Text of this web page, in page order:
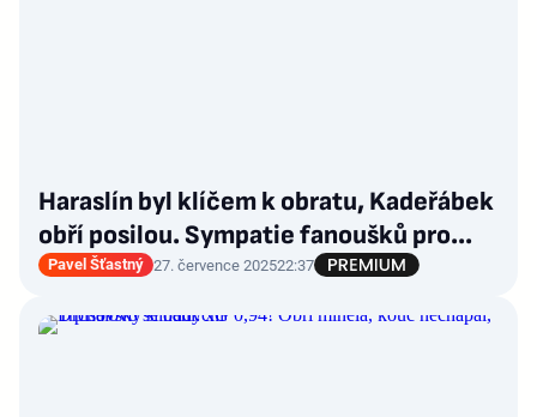
Haraslín byl klíčem k obratu, Kadeřábek
obří posilou. Sympatie fanoušků pro...
Pavel Šťastný 27. července 202522:37